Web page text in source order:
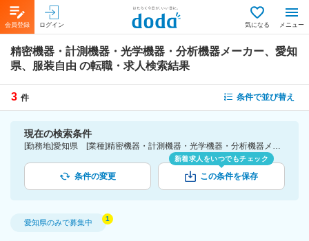
会員登録 ログイン 気になる メニュー
精密機器・計測機器・光学機器・分析機器メーカー、愛知
県、服装自由 の転職・求人検索結果
3 件 条件で並び替え
現在の検索条件
[勤務地]愛知県 [業種]精密機器・計測機器・光学機器・分析機器メーカー-メーカー（機械・電気）業界 [詳細条件](会社・職場の環境)服装自由
条件の変更
新着求人をいつでもチェック
この条件を保存
愛知県のみで募集中